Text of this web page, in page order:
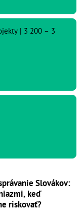
| 3 200 – 3
Slovákov:
keď
riskovať?